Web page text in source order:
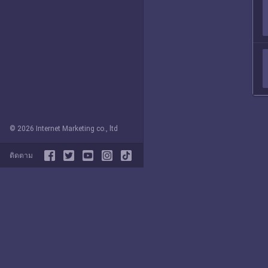
© 2026 Internet Marketing co., ltd
ติดตาม